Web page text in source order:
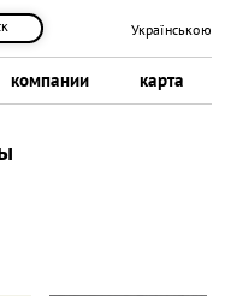
компании карта
Українською